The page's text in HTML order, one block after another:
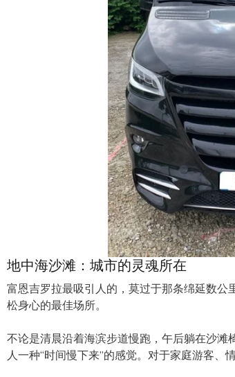
地中海沙滩：城市的灵魂所在
富恩吉罗拉最吸引人的，莫过于那条绵延数
松身心的最佳场所。
不论是清晨沿着海滨步道慢跑，午后躺在沙
人一种“时间慢下来”的感觉。对于家庭游客、